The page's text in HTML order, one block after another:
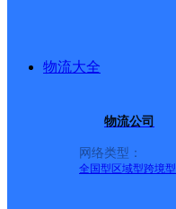
物流大全
物流公司
网络类型：
全国型 区域型跨境型